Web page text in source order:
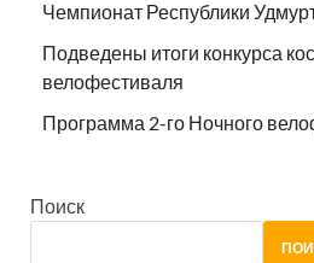
Чемпионат Республики
Подведены итоги конкурса
велофестиваля
Программа 2-го Ночного
Поиск